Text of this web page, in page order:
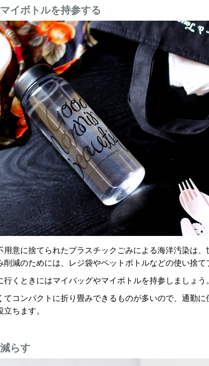
イボトルを持参する
意に捨てられたプラスチックごみによる海洋汚染は、
削減のためには、レジ袋やペットボトルなどの使い捨
くときにはマイバッグやマイボトルを持参しましょう。
てコンパクトに折り畳みできるものが多いので、通勤
ちます。
らす